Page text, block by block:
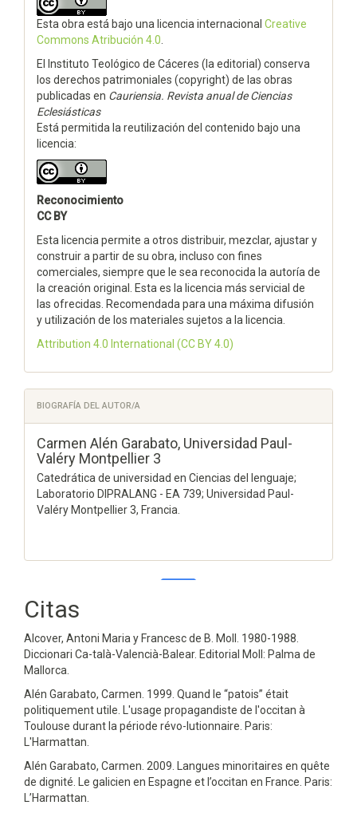
Esta obra está bajo una licencia internacional Creative
Commons Atribución 4.0
El Instituto Teológico de Cáceres (la editorial) conserva
los derechos patrimoniales (copyright) de las obras
publicadas en Cauriensia. Revista anual de Ciencias
Eclesiásticas
Está permitida la reutilización del contenido bajo una
licencia:
Reconocimiento
CC BY
Esta licencia permite a otros distribuir, mezclar, ajustar y
construir a partir de su obra, incluso con fines
comerciales, siempre que le sea reconocida la autoría de
la creación original. Esta es la licencia más servicial de
las ofrecidas. Recomendada para una máxima difusión
y utilización de los materiales sujetos a la licencia.
Attribution 4.0 International (CC BY 4.0)
BIOGRAFÍA DEL AUTOR/A
Carmen Alén Garabato, Universidad Paul-
Valéry Montpellier 3
Catedrática de universidad en Ciencias del lenguaje;
Laboratorio DIPRALANG - EA 739; Universidad Paul-
Valéry Montpellier 3, Francia.
Citas
Alcover, Antoni Maria y Francesc de B. Moll. 1980-1988.
Diccionari Ca-talà-Valencià-Balear. Editorial Moll: Palma de
Mallorca.
Alén Garabato, Carmen. 1999. Quand le “patois” était
politiquement utile. L'usage propagandiste de l'occitan à
Toulouse durant la période révo-lutionnaire. Paris:
L'Harmattan.
Alén Garabato, Carmen. 2009. Langues minoritaires en quête
de dignité. Le galicien en Espagne et l’occitan en France. Paris:
L’Harmattan.